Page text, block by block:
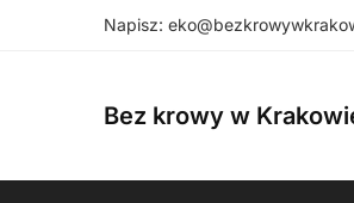
Napisz:
Bez krowy w